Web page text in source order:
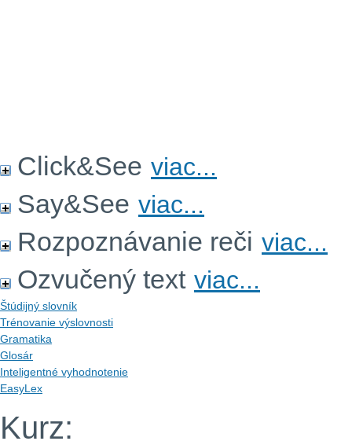
Click&See viac...
Say&See viac...
Rozpoznávanie reči viac...
Ozvučený text viac...
Štúdijný slovník
Trénovanie výslovnosti
Gramatika
Glosár
Inteligentné vyhodnotenie
EasyLex
Kurz: